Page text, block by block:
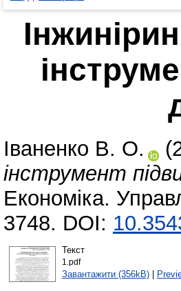
Іваненко В. О.
інструмент
Економіка.
3748. DOI:
Текст
1.pdf
Завантажити (356kB)|